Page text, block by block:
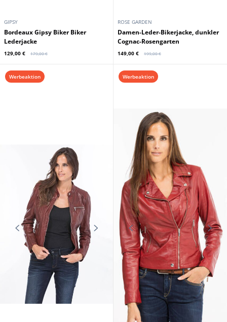
GIPSY
Bordeaux Gipsy Biker Biker
Lederjacke
129,00 € 179,00 €
ROSE GARDEN
Damen-Leder-Bikerjacke, dunkler
Cognac-Rosengarten
149,00 € 199,00 €
Werbeaktion Werbeaktion